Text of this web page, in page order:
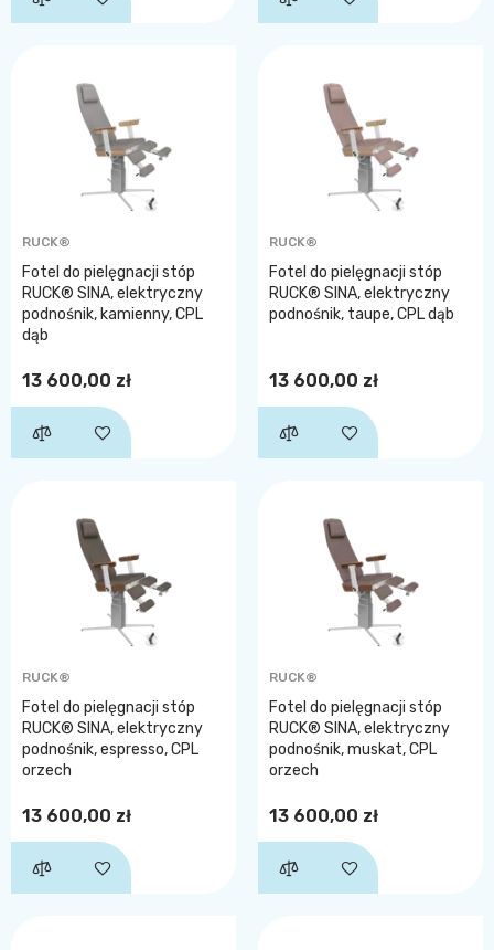
RUCK®
Fotel do pielęgnacji stóp
RUCK® SINA, elektryczny
podnośnik, kamienny, CPL
dąb
13 600,00 zł
RUCK®
Fotel do pielęgnacji stóp
RUCK® SINA, elektryczny
podnośnik, taupe, CPL dąb
13 600,00 zł
RUCK®
Fotel do pielęgnacji stóp
RUCK® SINA, elektryczny
podnośnik, espresso, CPL
orzech
13 600,00 zł
RUCK®
Fotel do pielęgnacji stóp
RUCK® SINA, elektryczny
podnośnik, muskat, CPL
orzech
13 600,00 zł